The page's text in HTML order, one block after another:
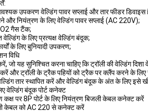
उपकरण वेल्डिंग पावर सप्लाई और तार फीडर डिवाइस
और नियंत्रण के लिए वेल्डिंग पावर सप्लाई (AC 220V);
गैस टैंक;
वेल्डिंग के लिए प्रत्यक्ष वेल्डिंग बंदूक;
के लिए बुनियादी उपकरण;
विधि
जो यह सुनिश्चित करना चाहिए कि ट्रॉली की वेल्डिंग
करें और ट्रॉली के ट्रैक पहियों को ट्रैक पर क्लैंप करने के
तार स्थापित करें और वेल्डिंग बंदूक के अंत के लिए इसे
वेल्डिंग बंदूक पोर्ट कनेक्ट
कक्ष पर 8P पोर्ट के लिए नियंत्रण बिजली केबल कनेक्ट करें
केबल को AC 220 से कनेक्ट करें